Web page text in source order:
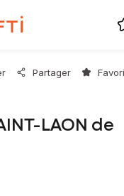
Partager
LAON de